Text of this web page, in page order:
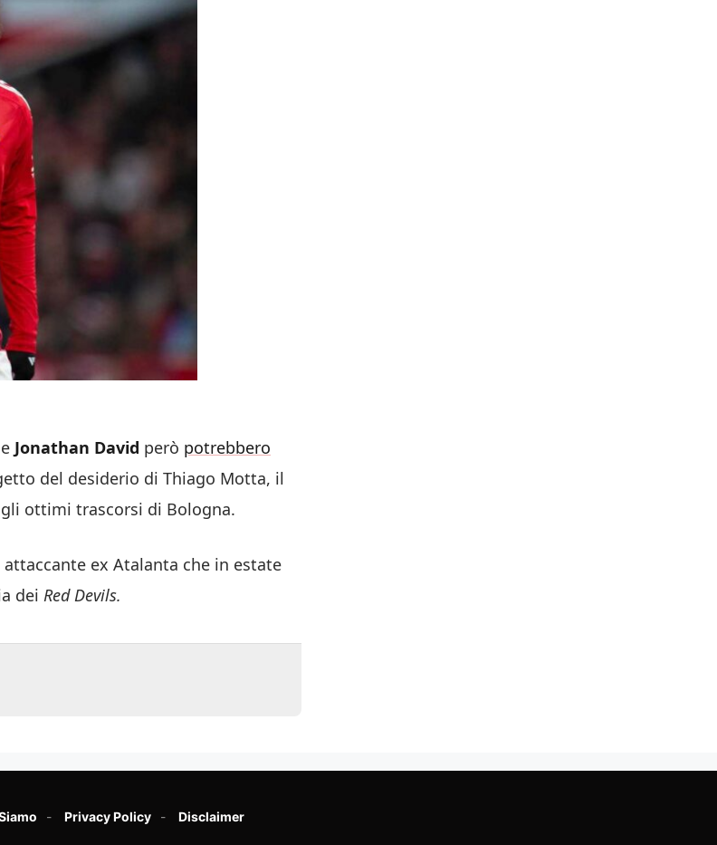
e Jonathan David però potrebbero
del desiderio di Thiago Motta, il
ottimi trascorsi di Bologna.
attaccante ex Atalanta che in estate
dei Red Devils.
Privacy Policy Disclaimer